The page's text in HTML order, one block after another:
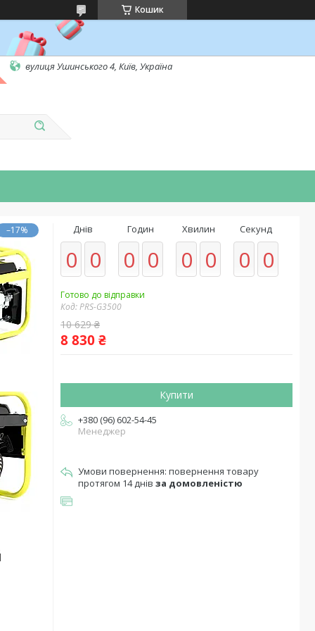
Кошик
вулиця Ушинського 4, Київ, Україна
–17% Днів
0 0
Годин
0 0
Хвилин
0 0
Секунд
0 0
Готово до відправки
Код:PRS-G3500
10 629 ₴
8 830 ₴
Купити
+380 (96) 602-54-45
Менеджер
повернення товару
протягом 14 днів за домовленістю